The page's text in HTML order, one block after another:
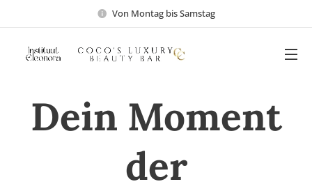
Von Montag bis Samstag
Dein Moment
der